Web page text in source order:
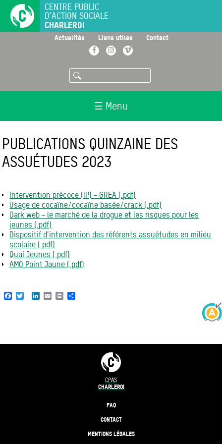
principal
CENTRE PUBLIC
D'ACTION SOCIALE
CHARLEROI
Actualités Liens utiles Contact
FacebookInstagramVimeo
Rechercher
☰ Menu
PUBLICATIONS QUINZAINE DES
ASSUÉTUDES 2023
Intervention précoce (IP) - GREA (.pdf)
Usage de cocaïne/cocaïne basée/crack (.pdf)
Dark web - le marché de la drogue et les risques pour les
jeunes (.pdf)
Dispositif d'intervention des référents assuétudes en milieu
scolaire (.pdf)
Quai Jeunes (.pdf)
AMO Point Jaune (.pdf)
Facebook
TwitterLinkedIn
EmailPrint
CPAS
CHARLEROI
FAQ
CONTACT
MENTIONS LÉGALES